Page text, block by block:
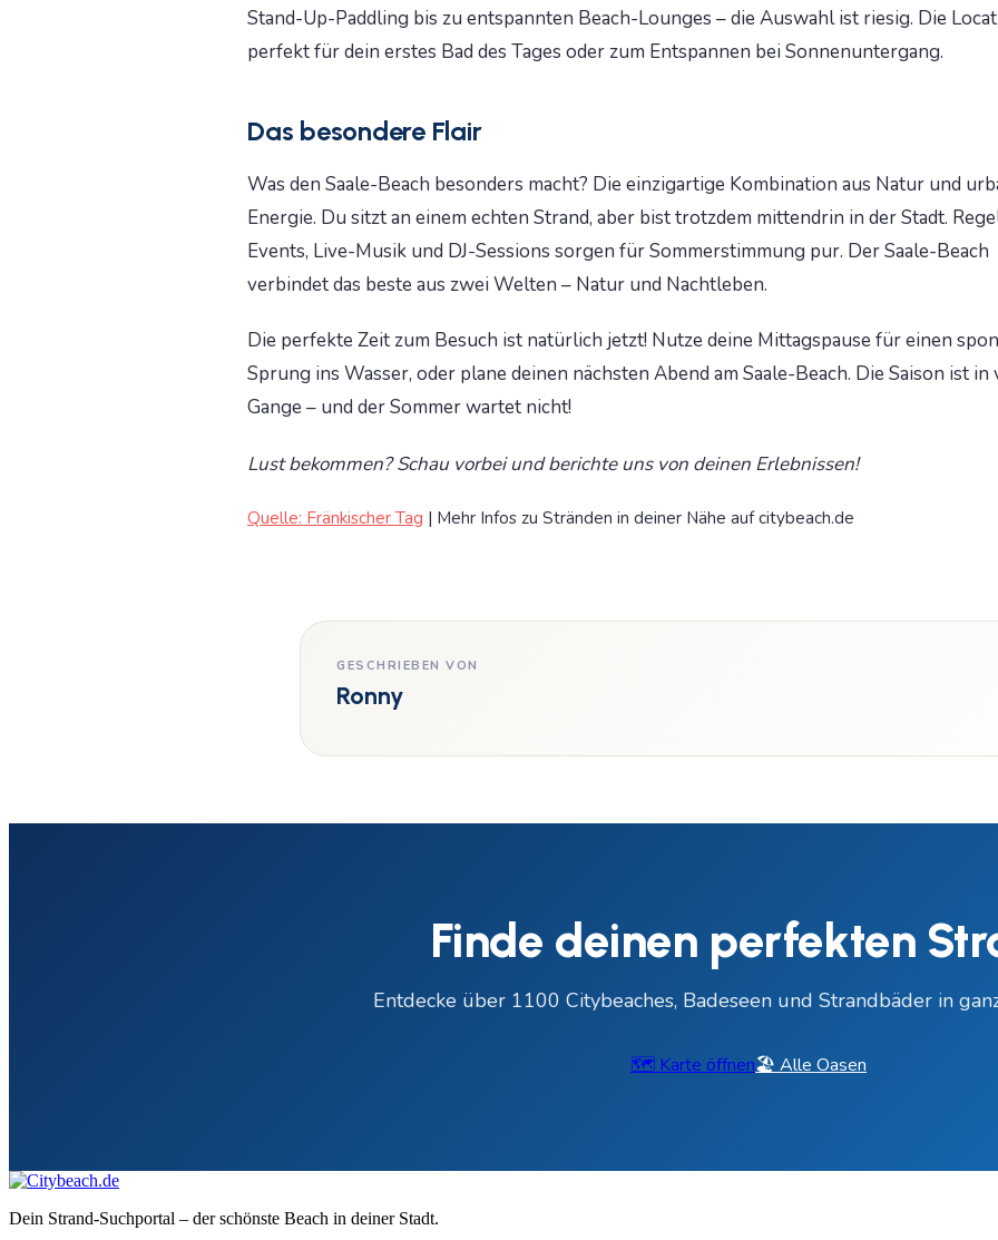
Stand-Up-Paddling bis zu entspannten Beach-Lounges – die Auswahl ist riesig. Die
perfekt für dein erstes Bad des Tages oder zum Entspannen bei Sonnenuntergang.
Das besondere Flair
Was den Saale-Beach besonders macht? Die einzigartige Kombination aus Natur und
Energie. Du sitzt an einem echten Strand, aber bist trotzdem mittendrin in der Stadt.
Events, Live-Musik und DJ-Sessions sorgen für Sommerstimmung pur. Der Saale-Beach
verbindet das beste aus zwei Welten – Natur und Nachtleben.
Die perfekte Zeit zum Besuch ist natürlich jetzt! Nutze deine Mittagspause für einen
Sprung ins Wasser, oder plane deinen nächsten Abend am Saale-Beach. Die Saison ist in
Gange – und der Sommer wartet nicht!
Lust bekommen? Schau vorbei und berichte uns von deinen Erlebnissen!
Quelle: Fränkischer Tag | Mehr Infos zu Stränden in deiner Nähe auf citybeach.de
GESCHRIEBEN VON
Ronny
Finde deinen perfekten
Entdecke über 1100 Citybeaches, Badeseen und Strandbäder in
🗺️ Karte öffnen🏖️ Alle Oasen
Dein Strand-Suchportal – der schönste Beach in deiner Stadt.